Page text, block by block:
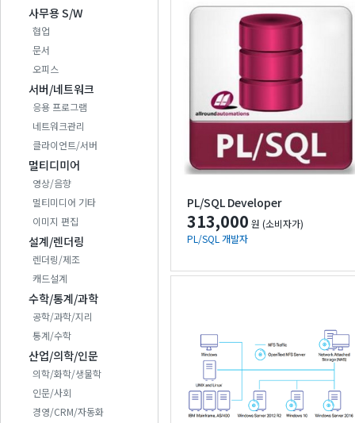
사무용 S/W
협업
문서
오피스
서버/네트워크
응용 프로그램
네트워크관리
클라이언트/서버
멀티디미어
영상/음향
멀티미디어 기타
이미지 편집
설계/렌더링
렌더링/제조
캐드설계
수학/통계/과학
공학/과학/지리
통계/수학
산업/의학/인문
의학/화학/생물학
인문/사회
경영/CRM/자동화
PL/SQL Developer
313,000 원 (소비자가)
PL/SQL 개발자